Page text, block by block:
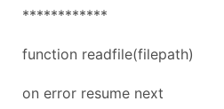
************
function readfile(filepath)
on error resume next